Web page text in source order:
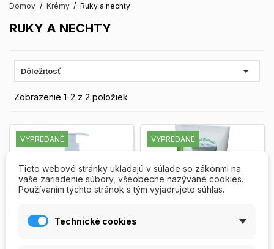
Domov Krémy Ruky a nechty
RUKY A NECHTY
Dôležitosť 
Zobrazenie 1-2 z 2 položiek
VYPREDANÉ VYPREDANÉ
Tieto webové stránky ukladajú v súlade so zákonmi na
vaše zariadenie súbory, všeobecne nazývané cookies.
Používaním týchto stránok s tým vyjadrujete súhlas.
Technické cookies